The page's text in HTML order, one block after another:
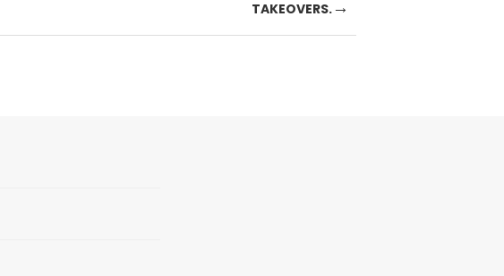
TAKEOVERS.→